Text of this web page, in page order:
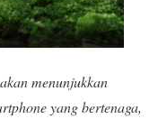
menunjukkan
yang bertenaga,